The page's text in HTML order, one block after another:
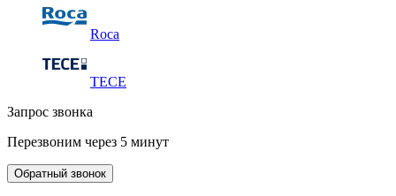
Roca
TECE
Запрос звонка
Перезвоним через 5 минут
Обратный звонок